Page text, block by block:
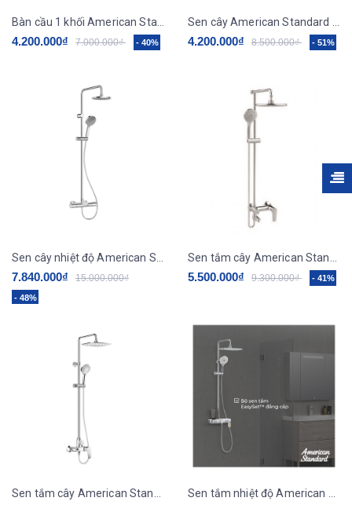
4.200.000₫ 7.000.000₫ - 40% 4.200.000₫ 8.500.000₫ - 51%
7.840.000₫ 15.000.000₫
- 48%
5.500.000₫ 9.300.000₫ - 41%